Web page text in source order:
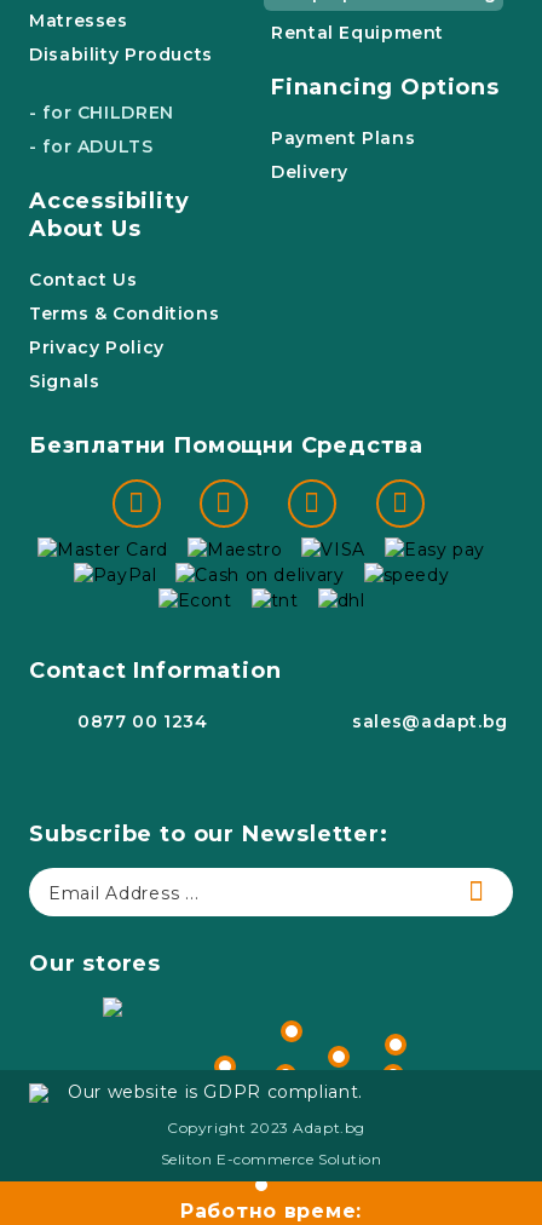
Matresses
Disability Products
- for CHILDREN
- for ADULTS
Accessibility
Rental Equipment
Financing Options
Payment Plans
Delivery
About Us
Contact Us
Terms & Conditions
Privacy Policy
Signals
Безплатни Помощни Средства
Contact Information
0877 00 1234 sales@adapt.bg
Subscribe to our Newsletter:
Our stores
Our website is GDPR compliant.
Copyright 2023 Adapt.bg
Seliton E-commerce Solution
Работно време: